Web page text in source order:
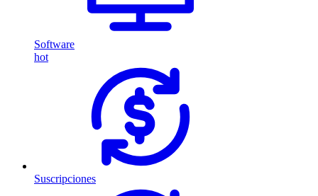
Software
hot
Suscripciones